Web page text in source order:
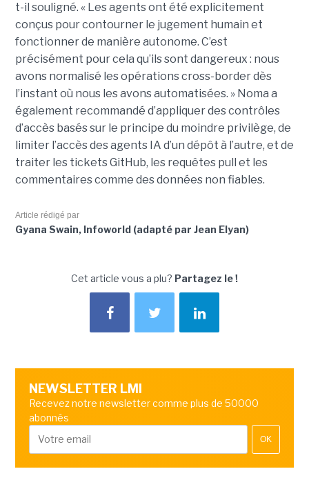
t-il souligné. « Les agents ont été explicitement
conçus pour contourner le jugement humain et
fonctionner de manière autonome. C’est
précisément pour cela qu’ils sont dangereux : nous
avons normalisé les opérations cross-border dès
l’instant où nous les avons automatisées. » Noma a
également recommandé d’appliquer des contrôles
d’accès basés sur le principe du moindre privilège, de
limiter l’accès des agents IA d’un dépôt à l’autre, et de
traiter les tickets GitHub, les requêtes pull et les
commentaires comme des données non fiables.
Article rédigé par
Gyana Swain, Infoworld (adapté par Jean Elyan)
Cet article vous a plu? Partagez le !
NEWSLETTER LMI
Recevez notre newsletter comme plus de 50000
abonnés
OK